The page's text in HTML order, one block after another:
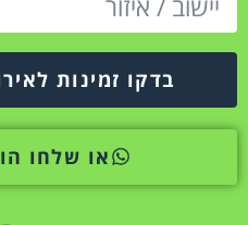
בדקו זמינות
או שלחו